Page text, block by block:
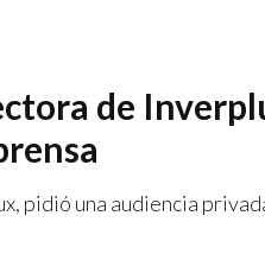
de
pidió una audiencia